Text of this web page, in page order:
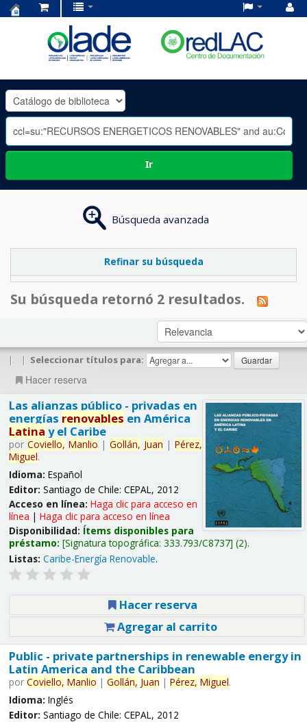
OLADE
-
Ir
Búsqueda avanzada
Refinar su búsqueda
Su búsqueda retornó 2 resultados.
| | Seleccionar títulos para:
Hacer reserva
Las alianzas público - privadas en
energías renovables en América
Latina y el Caribe
por Coviello, Manlio | Gollán, Juan | Pérez,
Miguel.
Idioma: Español
Editor: Santiago de Chile: CEPAL, 2012
Acceso en línea: Haga clic para acceso en
línea | Haga clic para acceso en línea
Disponibilidad: Ítems disponibles para
préstamo: Signatura topográfica: 333.793/C8737 (2).
Listas: Caribe-Energía Renovable.
Hacer reserva
Agregar al carrito
Public - private partnerships in renewable energy in
Latin America and the Caribbean
por Coviello, Manlio | Gollán, Juan | Pérez, Miguel.
Idioma: Inglés
Editor: Santiago de Chile: CEPAL, 2012